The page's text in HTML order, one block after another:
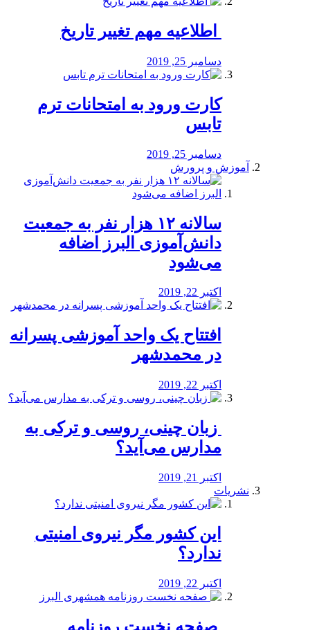
️ اطلاعیه مهم تغییر تاریخ
دسامبر 25, 2019
کارت ورود به امتحانات ترم
تابس
دسامبر 25, 2019
آموزش و پرورش
️سالانه ۱۲ هزار نفر به جمعیت
دانش‌آموزی البرز اضافه
می‌شود
اکتبر 22, 2019
افتتاح یک واحد آموزشی پسرانه
در محمدشهر
اکتبر 22, 2019
️ زبان چینی، روسی و ترکی به
مدارس می‌آید؟
اکتبر 21, 2019
نشریات
این کشور مگر نیروی امنیتی
ندارد؟
اکتبر 22, 2019
️ صفحه نخست روزنامه‌